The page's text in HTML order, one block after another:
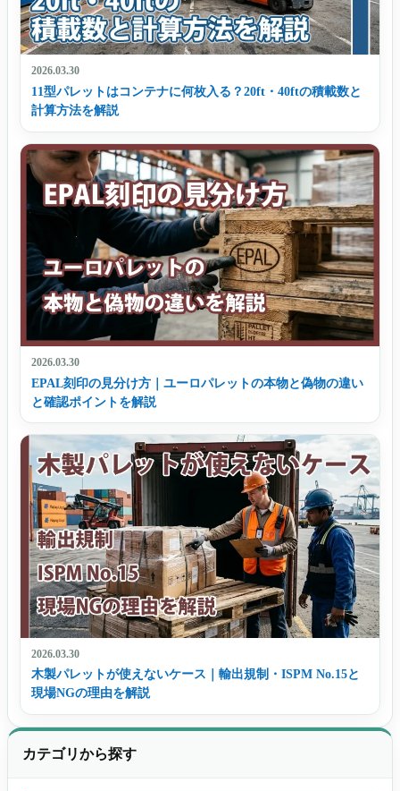
2026.03.30
11型パレットはコンテナに何枚入る？20ft・40ftの積載数と
計算方法を解説
2026.03.30
EPAL刻印の見分け方｜ユーロパレットの本物と偽物の違い
と確認ポイントを解説
2026.03.30
木製パレットが使えないケース｜輸出規制・ISPM No.15と
現場NGの理由を解説
カテゴリから探す